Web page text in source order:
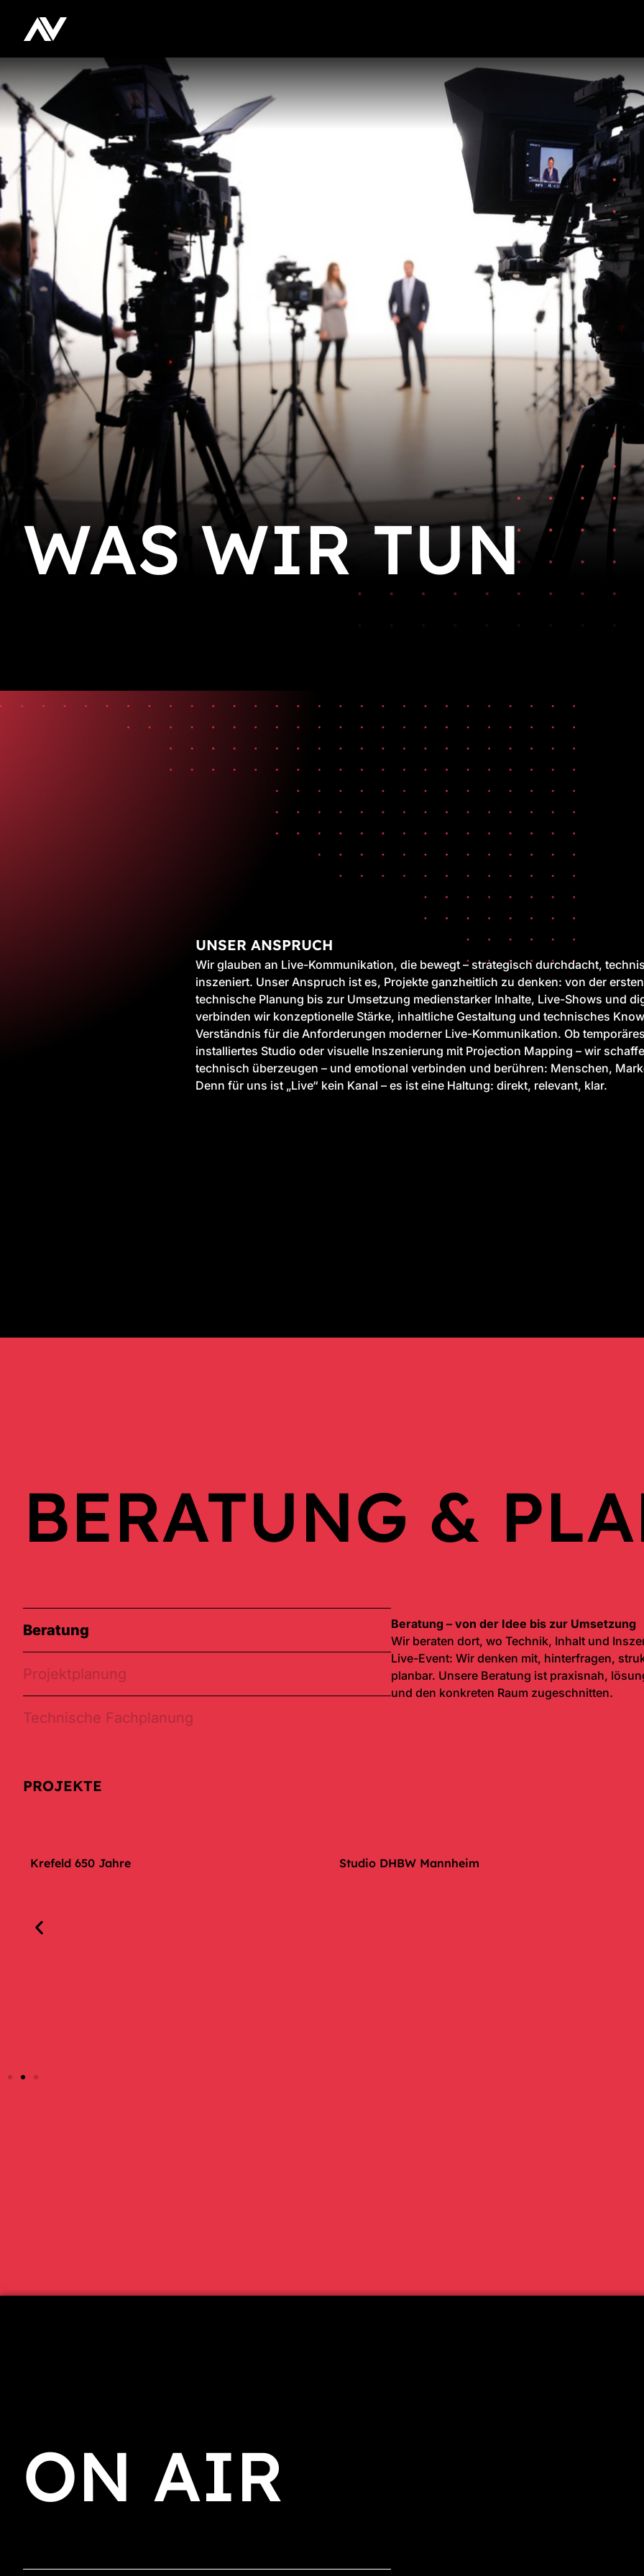
WAS WIR TUN
UNSER ANSPRUCH
Wir glauben an Live-Kommunikation, die bewegt – strategisch durchdacht,
inszeniert. Unser Anspruch ist es, Projekte ganzheitlich zu denken: von der
technische Planung bis zur Umsetzung medienstarker Inhalte, Live-Shows und
verbinden wir konzeptionelle Stärke, inhaltliche Gestaltung und technisches
Verständnis für die Anforderungen moderner Live-Kommunikation. Ob
installiertes Studio oder visuelle Inszenierung mit Projection Mapping – wir
technisch überzeugen – und emotional verbinden und berühren: Menschen,
Denn für uns ist „Live“ kein Kanal – es ist eine Haltung: direkt, relevant, klar.
BERATUNG &
Beratung
Projektplanung
Technische Fachplanung
Beratung – von der Idee bis zur Umsetzung
Wir beraten dort, wo Technik, Inhalt und
Live-Event: Wir denken mit, hinterfragen,
planbar. Unsere Beratung ist praxisnah,
und den konkreten Raum zugeschnitten.
PROJEKTE
Krefeld 650 Jahre Studio DHBW Mannheim
ON AIR